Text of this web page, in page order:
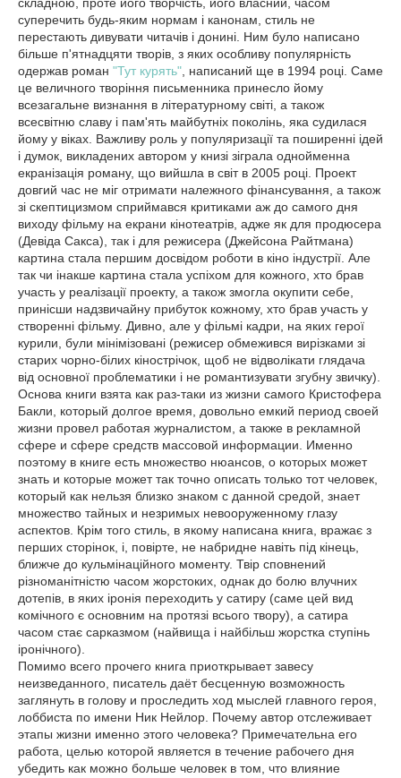
суперечить будь-яким нормам і канонам, стиль не
перестають дивувати читачів і донині. Ним було написано
більше п'ятнадцяти творів, з яких особливу популярність
одержав роман "Тут курять" , написаний ще в 1994 році. Саме
це величного творіння письменника принесло йому
всезагальне визнання в літературному світі, а також
всесвітню славу і пам'ять майбутніх поколінь, яка судилася
йому у віках. Важливу роль у популяризації та поширенні ідей
і думок, викладених автором у книзі зіграла однойменна
екранізація роману, що вийшла в світ в 2005 році. Проект
довгий час не міг отримати належного фінансування, а також
зі скептицизмом сприймався критиками аж до самого дня
виходу фільму на екрани кінотеатрів, адже як для продюсера
(Девіда Сакса), так і для режисера (Джейсона Райтмана)
картина стала першим досвідом роботи в кіно індустрії. Але
так чи інакше картина стала успіхом для кожного, хто брав
участь у реалізації проекту, а також змогла окупити себе,
принісши надзвичайну прибуток кожному, хто брав участь у
створенні фільму. Дивно, але у фільмі кадри, на яких герої
курили, були мінімізовані (режисер обмежився вирізками зі
старих чорно-білих кінострічок, щоб не відволікати глядача
від основної проблематики і не романтизувати згубну звичку).
Основа книги взята как раз-таки из жизни самого Кристофера
Бакли, который долгое время, довольно емкий период своей
жизни провел работая журналистом, а также в рекламной
сфере и сфере средств массовой информации. Именно
поэтому в книге есть множество нюансов, о которых может
знать и которые может так точно описать только тот человек,
который как нельзя близко знаком с данной средой, знает
множество тайных и незримых невооруженному глазу
аспектов. Крім того стиль, в якому написана книга, вражає з
перших сторінок, і, повірте, не набридне навіть під кінець,
ближче до кульмінаційного моменту. Твір сповнений
різноманітністю часом жорстоких, однак до болю влучних
дотепів, в яких іронія переходить у сатиру (саме цей вид
комічного є основним на протязі всього твору), а сатира
часом стає сарказмом (найвища і найбільш жорстка ступінь
іронічного).
Помимо всего прочего книга приоткрывает завесу
неизведанного, писатель даёт бесценную возможность
заглянуть в голову и проследить ход мыслей главного героя,
лоббиста по имени Ник Нейлор. Почему автор отслеживает
этапы жизни именно этого человека? Примечательна его
работа, целью которой является в течение рабочего дня
убедить как можно больше человек в том, что влияние